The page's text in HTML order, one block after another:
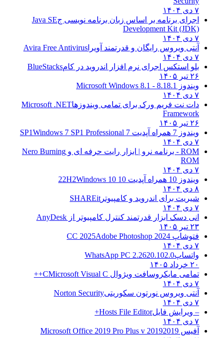
۷ دی ۱۴۰۴
اجرای برنامه بر اساس زبان برنامه نویسی جJava SE
Development Kit (JDK)
۷ دی ۱۴۰۴
آنتی ویروس رایگان و قدرتمند آویرا Avira Free Antivirus
۷ دی ۱۴۰۴
بلو استکس اجرای نرم افزار اندروید در کامBlueStacks
۲۶ تیر ۱۴۰۵
ویندوز 8.1
8.1 - Microsoft Windows 8.1
۷ دی ۱۴۰۴
دات نت فریم ورک برای تمامی ویندوزهاMicrosoft .NET
Framework
۲۶ تیر ۱۴۰۵
ویندوز 7 همراه آپدیت 7 SP1
Windows 7 SP1 Professional
۷ دی ۱۴۰۴
ROM - برنامه نرو | ابزار رایت حرفه ای و
Nero Burning
ROM
۷ دی ۱۴۰۴
ویندوز 10 همراه آپدیت 10 22H2
Windows 10
۸ دی ۱۴۰۴
شیریت برای اندروید و کامپیوتر SHAREit
۷ دی ۱۴۰۴
انی دسک ابزار قدرتمند کنترل کامپیوتر از AnyDesk
۲۳ تیر ۱۴۰۵
فتوشاپ CC 2025 Adobe Photoshop 2024
۷ دی ۱۴۰۴
واتساپWhatsApp PC 2.2620.102.0
۲۰ خرداد ۱۴۰۵
تمامی مایکروسافت ویژوال C Microsoft Visual C++
۷ دی ۱۴۰۴
آنتی ویروس نورتون سکوریتیNorton Security
۷ دی ۱۴۰۴
– ویرایش فایلHosts File Editor+
۷ دی ۱۴۰۴
آفیس 2019 2019 Microsoft Office 2019 Pro Plus v